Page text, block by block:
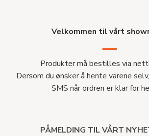
Velkommen til vårt
Produkter må bestilles via
Dersom du ønsker å hente varene
SMS når ordren er klar for
PÅMELDING TIL VÅRT